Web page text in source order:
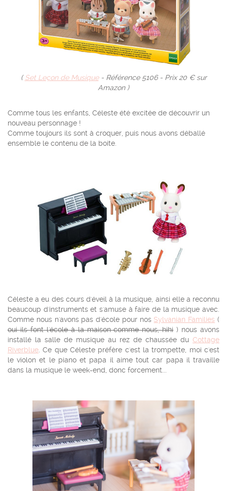
(Set Leçon de Musique- Référence 5106 - Prix 20 € sur
Amazon )
Comme tous les enfants, Céleste été excitée de découvrir un
nouveau personnage !
Comme toujours ils sont à croquer, puis nous avons déballé
ensemble le contenu de la boite.
Céleste a eu des cours d'éveil à la musique, ainsi elle a reconnu
beaucoup d'instruments et s'amuse à faire de la musique avec.
Comme nous n'avons pas d'école pour nos Sylvanian Families (
oui ils font l'école à la maison comme nous, hihi) nous avons
installé la salle de musique au rez de chaussée du Cottage
Riverblue . Ce que Céleste préfère c'est la trompette, moi c'est
le violon et le piano et papa il aime tout car papa il travaille
dans la musique le week-end, donc forcement...